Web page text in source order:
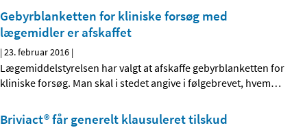
Gebyrblanketten for kliniske forsøg med
lægemidler er afskaffet
|23. februar 2016 |
Lægemiddelstyrelsen har valgt at afskaffe gebyrblanketten for
kliniske forsøg. Man skal i stedet angive i følgebrevet, hvem…
Briviact® får generelt klausuleret tilskud